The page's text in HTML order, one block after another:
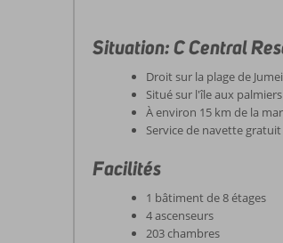
Situation: C Central
Droit sur la plage de
Situé sur l'île aux palmiers
À environ 15 km de la
Service de navette
Facilités
1 bâtiment de 8 étages
4 ascenseurs
203 chambres